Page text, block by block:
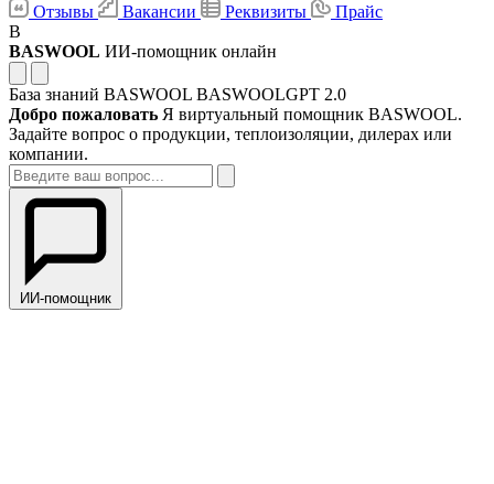
Отзывы
Вакансии Реквизиты
Прайс
B
BASWOOL ИИ-помощник онлайн
База знаний BASWOOL BASWOOLGPT 2.0
Добро пожаловать Я виртуальный помощник BASWOOL.
Задайте вопрос о продукции, теплоизоляции, дилерах или
компании.
ИИ-помощник